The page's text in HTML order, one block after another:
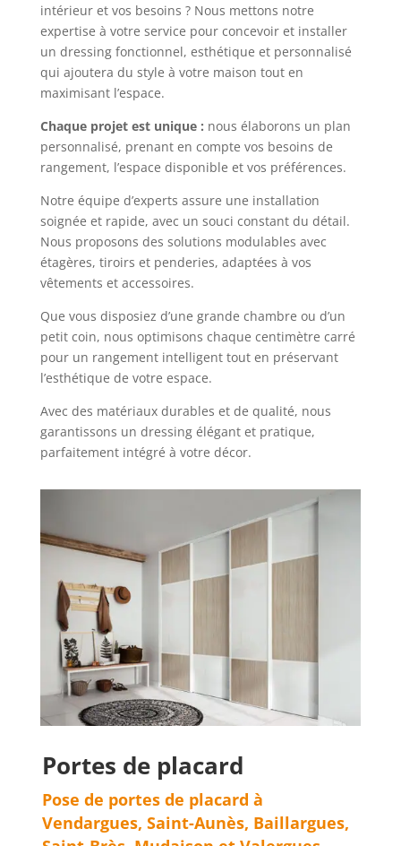
intérieur et vos besoins ? Nous mettons notre
expertise à votre service pour concevoir et installer
un dressing fonctionnel, esthétique et personnalisé
qui ajoutera du style à votre maison tout en
maximisant l’espace.
Chaque projet est unique : nous élaborons un plan
personnalisé, prenant en compte vos besoins de
rangement, l’espace disponible et vos préférences.
Notre équipe d’experts assure une installation
soignée et rapide, avec un souci constant du détail.
Nous proposons des solutions modulables avec
étagères, tiroirs et penderies, adaptées à vos
vêtements et accessoires.
Que vous disposiez d’une grande chambre ou d’un
petit coin, nous optimisons chaque centimètre carré
pour un rangement intelligent tout en préservant
l’esthétique de votre espace.
Avec des matériaux durables et de qualité, nous
garantissons un dressing élégant et pratique,
parfaitement intégré à votre décor.
Portes de placard
Pose de portes de placard à
Vendargues, Saint-Aunès, Baillargues,